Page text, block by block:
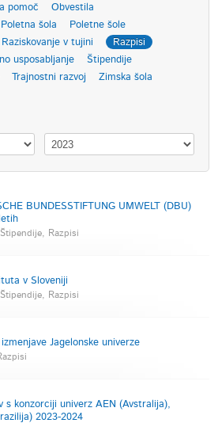
pomoč
Obvestila
Poletna šola
Poletne šole
Raziskovanje v tujini
Razpisi
usposabljanje
Štipendije
Trajnostni razvoj Zimska šola
BUNDESSTIFTUNG UMWELT (DBU)
Razpisi
v Sloveniji
Razpisi
Jagelonske univerze
s konzorciji univerz AEN (Avstralija),
2023-2024